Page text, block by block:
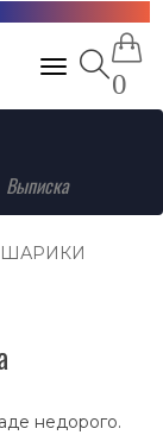
Toggle
0
Выписка
недорого.